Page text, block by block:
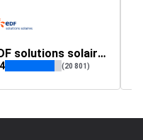
EDF solutions solaires
(20 801)